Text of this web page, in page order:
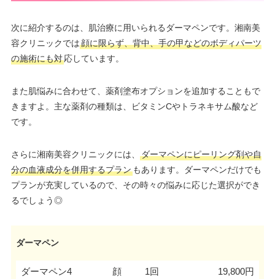
次に紹介するのは、肌治療に用いられるダーマペンです。湘南美
容クリニックでは顔に限らず、背中、手の甲などのボディパーツ
の施術にも対応しています。
また肌悩みに合わせて、薬剤塗布オプションを追加することもで
きますよ。主な薬剤の種類は、ビタミンCやトラネキサム酸など
です。
さらに湘南美容クリニックには、
ダーマペンにピーリング剤や自
分の血液成分を併用するプランもあります。ダーマペンだけでも
プランが充実しているので、その時々の悩みに応じた選択ができ
るでしょう◎
ダーマペン
ダーマペン4 顔 1回 19,800円